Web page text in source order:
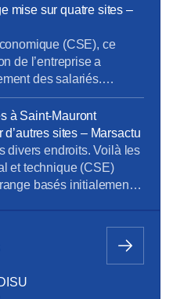
mais veut un
semestre 2027 ».
plusieurs
mise sur quatre sites –
(CSE), ce
de l’entreprise a
des salariés.
Alors que les syndicats
les fermetures
au profit du campus
direction de l’entreprise
à Saint-Mauront
sites – Marsactu
divers endroits. Voilà les
et technique (CSE)
basés initialement
concernés dans
partie sur le périmètre